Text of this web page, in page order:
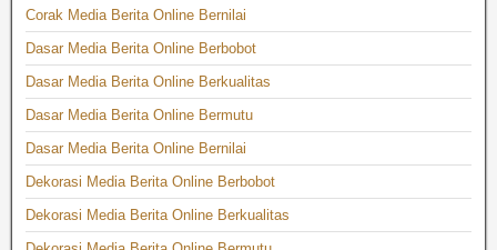
Corak Media Berita Online Bernilai
Dasar Media Berita Online Berbobot
Dasar Media Berita Online Berkualitas
Dasar Media Berita Online Bermutu
Dasar Media Berita Online Bernilai
Dekorasi Media Berita Online Berbobot
Dekorasi Media Berita Online Berkualitas